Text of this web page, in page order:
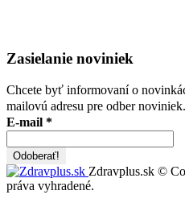
Zasielanie noviniek
Chcete byť informovaní o
mailovú adresu pre odber noviniek.
E-mail *
Zdravplus.sk ©
práva vyhradené.